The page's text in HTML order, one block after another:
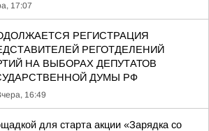
17:07
РЕГИСТРАЦИЯ
РЕГОТДЕЛЕНИЙ
НА ВЫБОРАХ ДЕПУТАТОВ
ДУМЫ РФ
16:49
для старта акции «Зарядка со